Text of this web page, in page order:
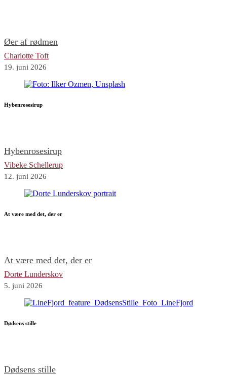
Øer af rødmen
Charlotte Toft
19. juni 2026
Hybenrosesirup
Hybenrosesirup
Vibeke Schellerup
12. juni 2026
At være med det, der er
At være med det, der er
Dorte Lunderskov
5. juni 2026
Dødsens stille
Dødsens stille